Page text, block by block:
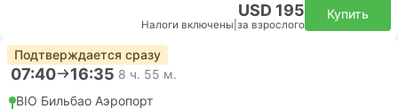
USD 195
Налоги включены за взрослого
Купить
Подтверждается сразу
07:40 16:35 8 ч. 55 м.
BIO Бильбао Аэропорт